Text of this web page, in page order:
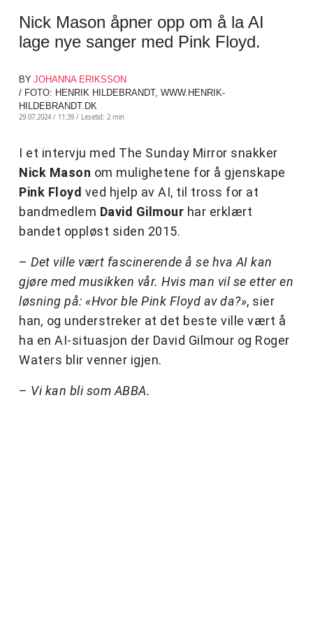
Nick Mason åpner opp om å la AI
lage nye sanger med Pink Floyd.
BY JOHANNA ERIKSSON
/ FOTO: HENRIK HILDEBRANDT, WWW.HENRIK-
HILDEBRANDT.DK
29.07.2024 / 11:39 / Lesetid: 2 min
I et intervju med The Sunday Mirror snakker
Nick Mason om mulighetene for å gjenskape
Pink Floyd ved hjelp av AI, til tross for at
bandmedlem David Gilmour har erklært
bandet oppløst siden 2015.
– Det ville vært fascinerende å se hva AI kan
gjøre med musikken vår. Hvis man vil se etter en
løsning på: «Hvor ble Pink Floyd av da?», sier
han, og understreker at det beste ville vært å
ha en AI-situasjon der David Gilmour og Roger
Waters blir venner igjen.
– Vi kan bli som ABBA.